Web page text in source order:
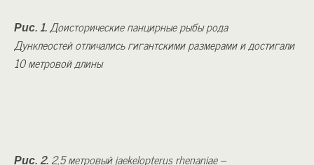
Рис. 1.Доисторические панцирные рыбы рода
Дунклеостей отличались гигантскими размерами и достигали
10 метровой длины
Рис. 2.2,5 метровый jaekelopterus rhenaniae –